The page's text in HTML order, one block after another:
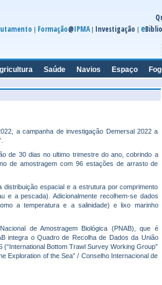
| Formação@IPMA| Investigação | e
Saúde Navios Espaço
a campanha de investigação Demersal 2022 a
de 30 dias no ultimo trimestre do ano, cobrindo a
de amostragem com 96 estações de arrasto de
espacial e a estrutura por comprimento
e a pescada). Adicionalmente recolhem-se dados
a temperatura e a salinidade) e lixo marinho
de Amostragem Biológica (PNAB), que é
integra o Quadro de Recolha de Dados da União
Bottom Trawl Survey Working Group”
Exploration of the Sea” / Conselho Internacional de